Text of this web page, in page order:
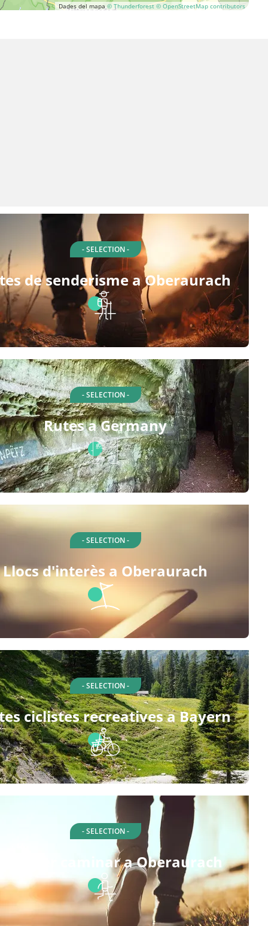
Dades del mapa© Thunderforest © OpenStreetMap contributors
- SELECTION -
de senderisme a Oberaurach
- SELECTION -
Rutes a Germany
- SELECTION -
Llocs d'interès a Oberaurach
- SELECTION -
ciclistes recreatives a Bayern
- SELECTION -
per caminar a Oberaurach